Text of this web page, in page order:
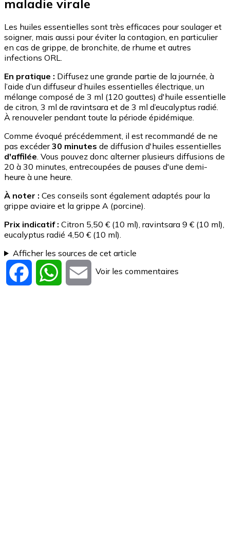
maladie virale
Les huiles essentielles sont très efficaces pour soulager et
soigner, mais aussi pour éviter la contagion, en particulier
en cas de grippe, de bronchite, de rhume et autres
infections ORL.
En pratique : Diffusez une grande partie de la journée, à
l’aide d’un diffuseur d’huiles essentielles électrique, un
mélange composé de 3 ml (120 gouttes) d'huile essentielle
de citron, 3 ml de ravintsara et de 3 ml d’eucalyptus radié.
À renouveler pendant toute la période épidémique.
Comme évoqué précédemment, il est recommandé de ne
pas excéder30 minutes de diffusion d'huiles essentielles
d'affilée. Vous pouvez donc alterner plusieurs diffusions de
20 à 30 minutes, entrecoupées de pauses d'une demi-
heure à une heure.
À noter : Ces conseils sont également adaptés pour la
grippe aviaire et la grippe A (porcine).
Prix indicatif : Citron 5,50 € (10 ml), ravintsara 9 € (10 ml),
eucalyptus radié 4,50 € (10 ml).
Afficher les sources de cet article
Facebook WhatsApp
Email
Voir les commentaires